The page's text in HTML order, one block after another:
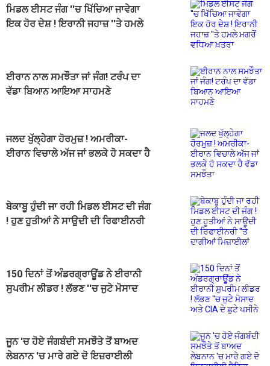
ਮਿਡਲ ਈਸਟ ਜੰਗ ''ਚ ਖਿੱਚਿਆ ਜਾਵੇਗਾ
ਇਕ ਹੋਰ ਦੇਸ਼ ! ਇਰਾਨੀ ਜਹਾਜ਼ ''ਤੇ ਹਮਲੇ
ਈਰਾਨ ਨਾਲ ਸਮਝੌਤਾ ਜਾਂ ਜੰਗ! ਟਰੰਪ ਦਾ
ਵੱਡਾ ਬਿਆਨ ਆਇਆ ਸਾਹਮਣੇ
ਜਲਦ ਖੁੱਲ੍ਹੇਗਾ ਹੋਰਮੁਜ਼ ! ਅਮਰੀਕਾ-
ਈਰਾਨ ਵਿਚਾਲੇ ਅੱਜ ਜਾਂ ਭਲਕੇ ਹੋ ਸਕਦਾ ਹੈ
ਬੇਕਾਬੂ ਹੁੰਦੀ ਜਾ ਰਹੀ ਮਿਡਲ ਈਸਟ ਦੀ ਜੰਗ
! ਹੁਣ ਹੂਤੀਆਂ ਨੇ ਸਾਊਦੀ ਦੀ ਰਿਫਾਈਨਰੀ
150 ਦਿਨਾਂ ਤੋਂ ਅੰਡਰਗ੍ਰਾਊਂਡ ਨੇ ਈਰਾਨੀ
ਸੁਪਰੀਮ ਲੀਡਰ ! ਲੱਭਣ ''ਚ ਜੁਟੇ ਮੋਸਾਦ
ਜੂਨ 'ਚ ਹੋਏ ਜੰਗਬੰਦੀ ਸਮਝੌਤੇ ਤੋਂ ਬਾਅਦ
ਲੇਬਨਾਨ 'ਚ ਮਾਰੇ ਗਏ ਦੋ ਇਜ਼ਰਾਈਲੀ